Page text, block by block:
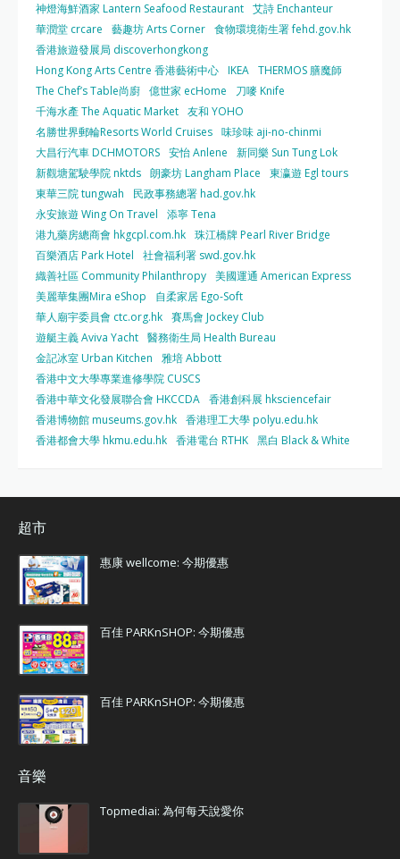
神燈海鮮酒家 Lantern Seafood Restaurant 艾詩 Enchanteur
華潤堂 crcare
藝趣坊 Arts Corner 食物環境衛生署 fehd.gov.hk
香港旅遊發展局 discoverhongkong
Hong Kong Arts Centre 香港藝術中心 IKEA THERMOS 膳魔師
The Chef’s Table尚廚 億世家 ecHome
刀嘜 Knife
千海水產 The Aquatic Market 友和 YOHO
名勝世界郵輪Resorts World Cruises 味珍味 aji-no-chinmi
大昌行汽車 DCHMOTORS 安怡 Anlene
新同樂 Sun Tung Lok
新觀塘駕駛學院 nktds 朗豪坊 Langham Place
東瀛遊 Egl tours
東華三院 tungwah
民政事務總署 had.gov.hk
永安旅遊 Wing On Travel
添寧 Tena
港九藥房總商會 hkgcpl.com.hk 珠江橋牌 Pearl River Bridge
百樂酒店 Park Hotel
社會福利署 swd.gov.hk
織善社區 Community Philanthropy 美國運通 American Express
美麗華集團Mira eShop
自柔家居 Ego-Soft
華人廟宇委員會 ctc.org.hk 賽馬會 Jockey Club
遊艇主義 Aviva Yacht 醫務衛生局 Health Bureau
金記冰室 Urban Kitchen
雅培 Abbott
香港中文大學專業進修學院 CUSCS
香港中華文化發展聯合會 HKCCDA 香港創科展 hksciencefair
香港博物館 museums.gov.hk 香港理工大學 polyu.edu.hk
香港都會大學 hkmu.edu.hk 香港電台 RTHK 黑白 Black & White
超市
惠康 wellcome: 今期優惠
百佳 PARKnSHOP: 今期優惠
百佳 PARKnSHOP: 今期優惠
音樂
Topmediai: 為何每天說愛你